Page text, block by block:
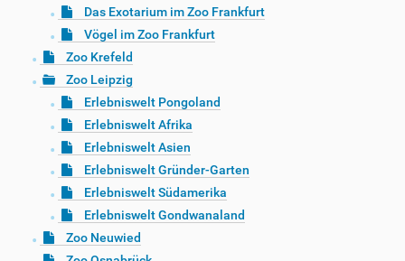
Das Exotarium im Zoo Frankfurt
Vögel im Zoo Frankfurt
Zoo Krefeld
Zoo Leipzig
Erlebniswelt Pongoland
Erlebniswelt Afrika
Erlebniswelt Asien
Erlebniswelt Gründer-Garten
Erlebniswelt Südamerika
Erlebniswelt Gondwanaland
Zoo Neuwied